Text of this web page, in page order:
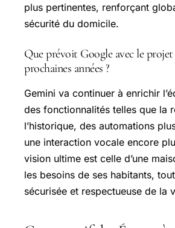
plus pertinentes, renforçant
sécurité du domicile.
Que prévoit Google avec le
prochaines années ?
Gemini va continuer à enrichir
des fonctionnalités telles que la
l’historique, des automations
une interaction vocale encore
vision ultime est celle d’une
les besoins de ses habitants,
sécurisée et respectueuse de la